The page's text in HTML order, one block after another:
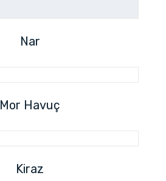
Nar
Mor Havuç
Kiraz